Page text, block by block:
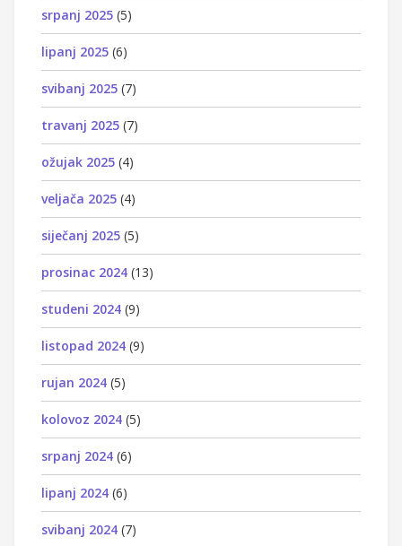
srpanj 2025 (5)
lipanj 2025 (6)
svibanj 2025 (7)
travanj 2025 (7)
ožujak 2025 (4)
veljača 2025 (4)
siječanj 2025 (5)
prosinac 2024 (13)
studeni 2024 (9)
listopad 2024 (9)
rujan 2024 (5)
kolovoz 2024 (5)
srpanj 2024 (6)
lipanj 2024 (6)
svibanj 2024 (7)